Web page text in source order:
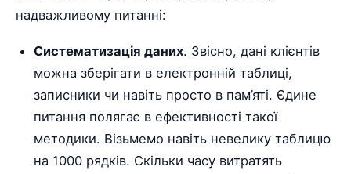
надважливому питанні:
Систематизація даних. Звісно, дані клієнтів
можна зберігати в електронній таблиці,
записники чи навіть просто в пам’яті. Єдине
питання полягає в ефективності такої
методики. Візьмемо навіть невелику таблицю
на 1000 рядків. Скільки часу витратять